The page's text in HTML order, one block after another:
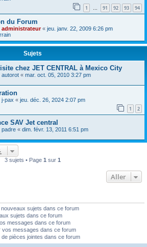
1 … 91 92 93 94
du Forum
administrateur« jeu. janv. 22, 2009 6:26 pm
Sujets
chez JET CENTRAL à Mexico City
autorot « mar. oct. 05, 2010 3:27 pm
j-pax « jeu. déc. 26, 2024 2:07 pm
1 2
SAV Jet central
padre « dim. févr. 13, 2011 6:51 pm
3 sujets • Page 1 sur 1
Aller
nouveaux sujets dans ce forum
sujets dans ce forum
messages dans ce forum
vos messages dans ce forum
pièces jointes dans ce forum